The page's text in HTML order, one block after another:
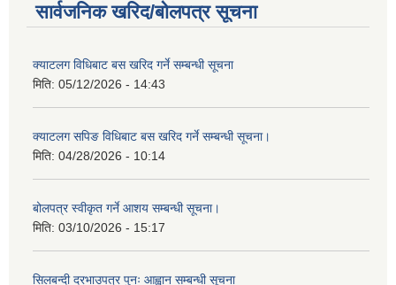
सार्वजनिक खरिद/बोलपत्र सूचना
क्याटलग विधिबाट बस खरिद गर्ने सम्बन्धी सूचना
मिति: 05/12/2026 - 14:43
क्याटलग सपिङ विधिबाट बस खरिद गर्ने सम्बन्धी सूचना।
मिति: 04/28/2026 - 10:14
बोलपत्र स्वीकृत गर्ने आशय सम्बन्धी सूचना।
मिति: 03/10/2026 - 15:17
सिलबन्दी दरभाउपत्र पुनः आह्वान सम्बन्धी सूचना